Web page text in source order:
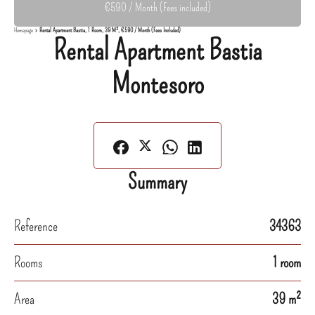
€590 / Month (Fees included)
Homepage Rental Apartment Bastia, 1 Room, 39 M², €590 / Month (Fees Included)
Rental Apartment Bastia
Montesoro
Summary
Reference
34363
Rooms
1 room
Area
39 m²